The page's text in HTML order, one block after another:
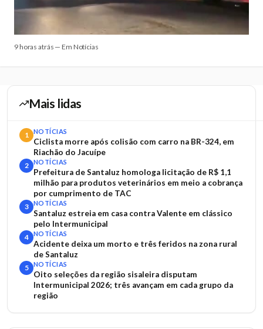
9 horas atrás — Em Notícias
Mais lidas
1 NOTÍCIAS
Ciclista morre após colisão com carro na BR-324, em
Riachão do Jacuípe
2 NOTÍCIAS
Prefeitura de Santaluz homologa licitação de R$ 1,1
milhão para produtos veterinários em meio a cobrança
por cumprimento de TAC
3 NOTÍCIAS
Santaluz estreia em casa contra Valente em clássico
pelo Intermunicipal
4 NOTÍCIAS
Acidente deixa um morto e três feridos na zona rural
de Santaluz
5 NOTÍCIAS
Oito seleções da região sisaleira disputam
Intermunicipal 2026; três avançam em cada grupo da
região